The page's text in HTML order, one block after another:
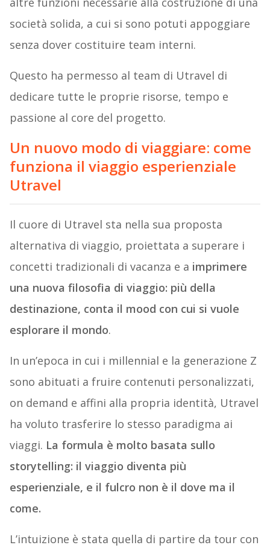
società solida, a cui si sono potuti appoggiare
senza dover costituire team interni.
Questo ha permesso al team di Utravel di
dedicare tutte le proprie risorse, tempo e
passione al core del progetto.
Un nuovo modo di viaggiare: come
funziona il viaggio esperienziale
Utravel
Il cuore di Utravel sta nella sua proposta
alternativa di viaggio, proiettata a superare i
concetti tradizionali di vacanza e a imprimere
una nuova filosofia di viaggio: più della
destinazione, conta il mood con cui si vuole
esplorare il mondo.
In un’epoca in cui i millennial e la generazione Z
sono abituati a fruire contenuti personalizzati,
on demand e affini alla propria identità, Utravel
ha voluto trasferire lo stesso paradigma ai
viaggi. La formula è molto basata sullo
storytelling: il viaggio diventa più
esperienziale, e il fulcro non è il dove ma il
come.
L’intuizione è stata quella di partire da tour con